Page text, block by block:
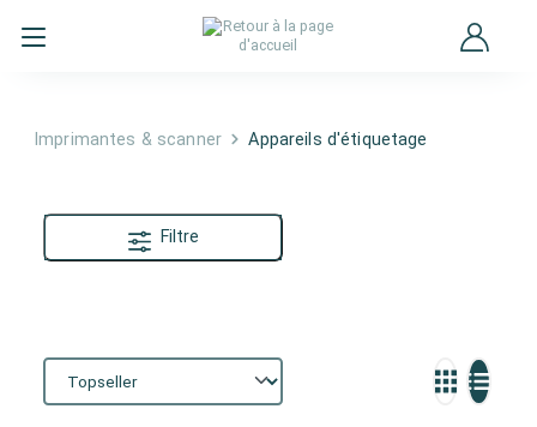
Imprimantes & scanner Appareils d'étiquetage
Filtre